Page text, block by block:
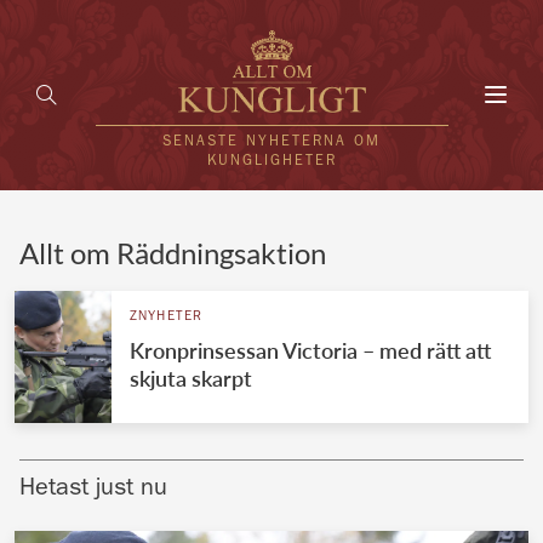
SENASTE NYHETERNA OM
KUNGLIGHETER
UTLÄNDSKT
VÄRLDENS KUNGAHUS
Brittiska kungahuset
Allt om Räddningsaktion
ZNYHETER
Kronprinsessan Victoria – med rätt att
skjuta skarpt
Hetast just nu